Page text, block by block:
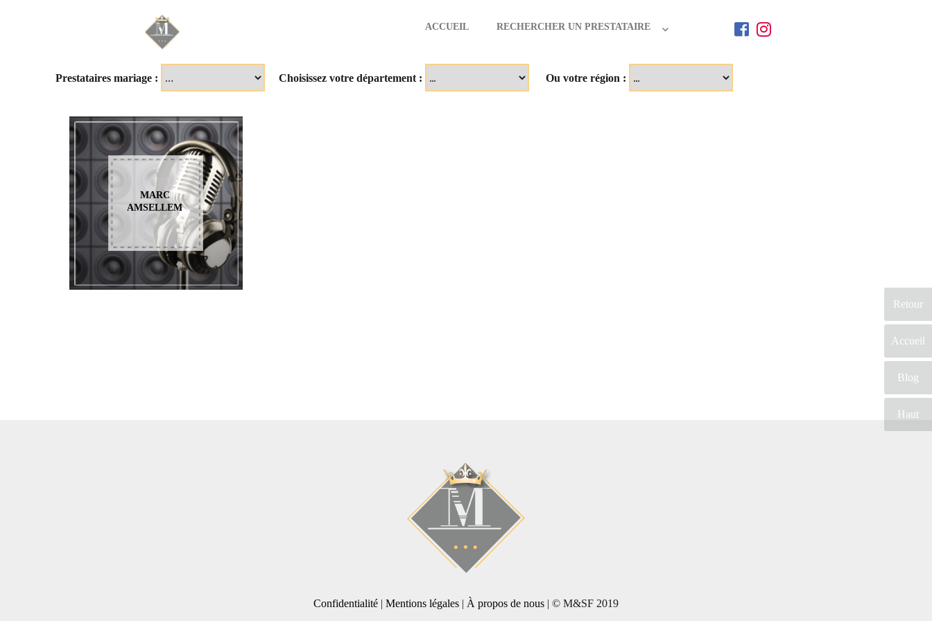
Mariage & Savoir faire
ACCUEIL RECHERCHER UN PRESTATAIRE
Retour
Accueil
Blog
Haut
Prestataires mariage : Choisissez votre département : Ou votre région :
MARC
AMSELLEM
Confidentialité| Mentions légales| À propos de nous| © M&SF 2019